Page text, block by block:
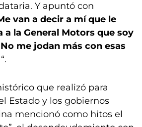
Y apuntó con
van a decir a mí que le
a la General Motors que soy
me jodan más con esas
que realizó para
Estado y los gobiernos
mencionó como hitos el